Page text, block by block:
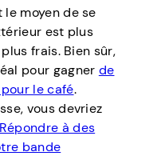
moyen de se
est plus
frais. Bien sûr,
pour gagner de
le café.
vous devriez
Répondre à des
bande